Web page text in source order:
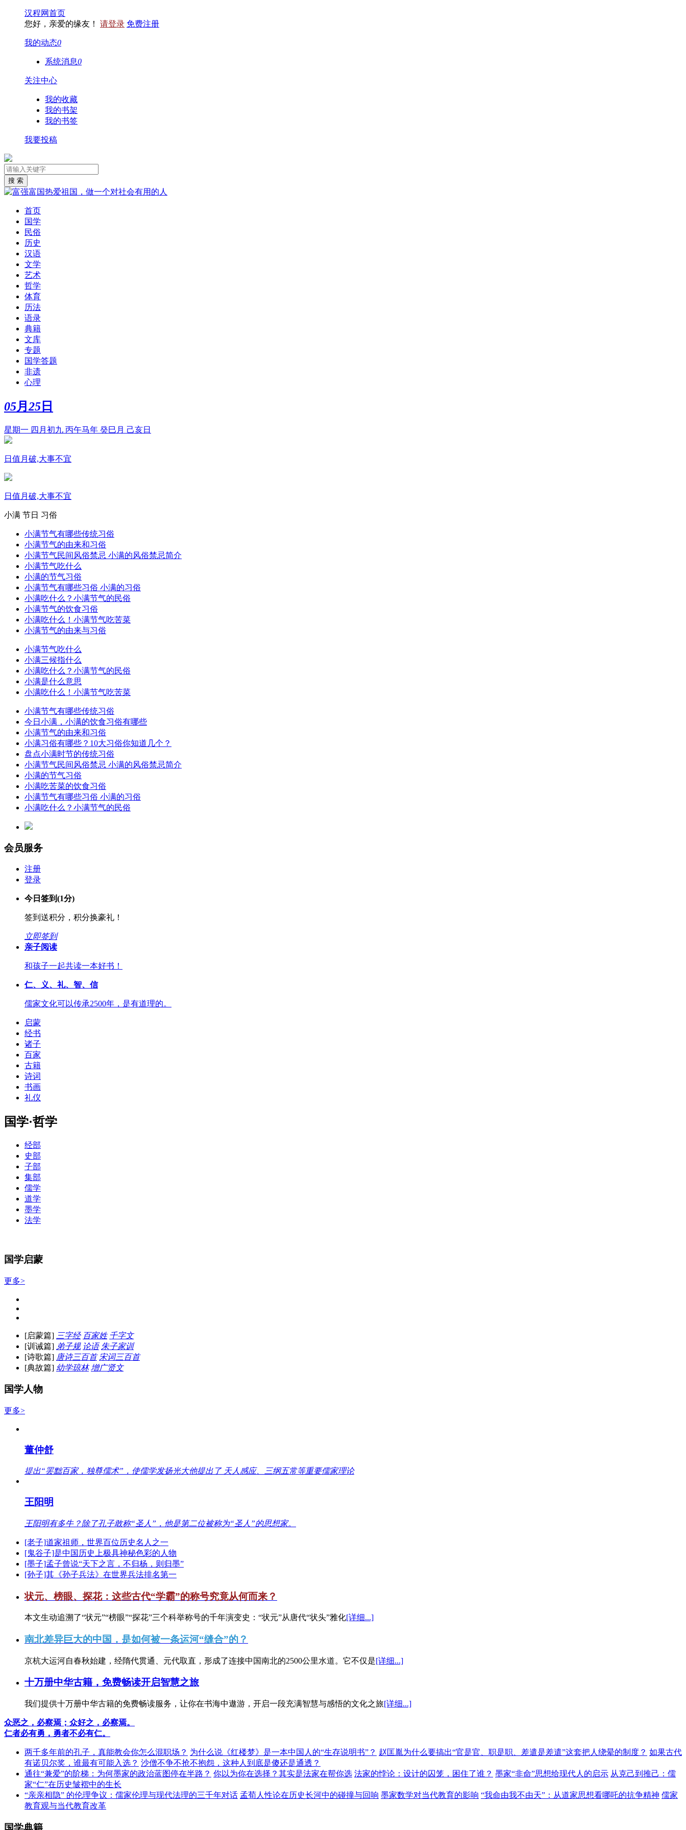
汉程网首页
您好，亲爱的缘友！ 请登录 免费注册
我的动态0
系统消息0
关注中心
我的收藏
我的书架
我的书签
我要投稿
首页
国学
民俗
历史
汉语
文学
艺术
哲学
体育
历法
语录
典籍
文库
专题
国学答题
非遗
心理
05月 25 日
星期一 四月初九 丙午马年 癸巳月 己亥日
日值月破,大事不宜
日值月破,大事不宜
小满 节日 习俗
小满节气有哪些传统习俗
小满节气的由来和习俗
小满节气民间风俗禁忌 小满的风俗禁忌简介
小满节气吃什么
小满的节气习俗
小满节气有哪些习俗 小满的习俗
小满吃什么？小满节气的民俗
小满节气的饮食习俗
小满吃什么！小满节气吃苦菜
小满节气的由来与习俗
小满节气吃什么
小满三候指什么
小满吃什么？小满节气的民俗
小满是什么意思
小满吃什么！小满节气吃苦菜
小满节气有哪些传统习俗
今日小满，小满的饮食习俗有哪些
小满节气的由来和习俗
小满习俗有哪些？10大习俗你知道几个？
盘点小满时节的传统习俗
小满节气民间风俗禁忌 小满的风俗禁忌简介
小满的节气习俗
小满吃苦菜的饮食习俗
小满节气有哪些习俗 小满的习俗
小满吃什么？小满节气的民俗
会员服务
注册
登录
今日签到(1分)
签到送积分，积分换豪礼！
立即签到
亲子阅读
和孩子一起共读一本好书！
仁、义、礼、智、信
儒家文化可以传承2500年，是有道理的。
启蒙
经书
诸子
百家
古籍
诗词
书画
礼仪
国学·哲学
经部
史部
子部
集部
儒学
道学
墨学
法学
国学启蒙
更多>
[启蒙篇] 三字经 百家姓 千字文
[训诫篇] 弟子规 论语 朱子家训
[诗歌篇] 唐诗三百首 宋词三百首
[典故篇] 幼学琼林 增广贤文
国学人物
更多>
董仲舒
提出“罢黜百家，独尊儒术”，使儒学发扬光大他提出了 天人感应、三纲五常等重要儒家理论
王阳明
王阳明有多牛？除了孔子敢称“圣人”，他是第二位被称为“圣人”的思想家。
[老子]道家祖师，世界百位历史名人之一
[鬼谷子]是中国历史上极具神秘色彩的人物
[墨子]孟子曾说“天下之言，不归杨，则归墨”
[孙子]其《孙子兵法》在世界兵法排名第一
状元、榜眼、探花：这些古代“学霸”的称号究竟从何而来？
本文生动追溯了“状元”“榜眼”“探花”三个科举称号的千年演变史：“状元”从唐代“状头”雅化[详细...]
南北差异巨大的中国，是如何被一条运河“缝合”的？
京杭大运河自春秋始建，经隋代贯通、元代取直，形成了连接中国南北的2500公里水道。它不仅是[详细...]
十万册中华古籍，免费畅读开启智慧之旅
我们提供十万册中华古籍的免费畅读服务，让你在书海中遨游，开启一段充满智慧与感悟的文化之旅[详细...]
众恶之，必察焉；众好之，必察焉。
仁者必有勇，勇者不必有仁。
两千多年前的孔子，真能教会你怎么混职场？ 为什么说《红楼梦》是一本中国人的“生存说明书”？ 赵匡胤为什么要搞出“官是官、职是职、差遣是差遣”这套把人绕晕的制度？ 如果古代
有诺贝尔奖，谁最有可能入选？ 沙僧不争不抢不抱怨，这种人到底是傻还是通透？
通往“兼爱”的阶梯：为何墨家的政治蓝图停在半路？ 你以为你在选择？其实是法家在帮你选 法家的悖论：设计的囚笼，困住了谁？ 墨家“非命”思想给现代人的启示 从克己到推己：儒
家“仁”在历史皱褶中的生长
“亲亲相隐” 的伦理争议：儒家伦理与现代法理的三千年对话 孟荀人性论在历史长河中的碰撞与回响 墨家数学对当代教育的影响 “我命由我不由天”：从道家思想看哪吒的抗争精神 儒家
教育观与当代教育改革
国学典籍